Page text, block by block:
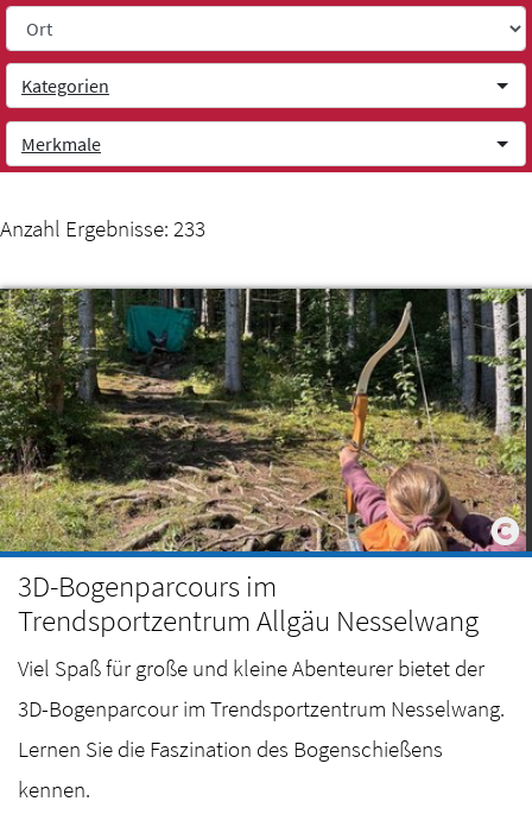
Weiter zum Inhalt
Kategorien
Merkmale
Anzahl Ergebnisse: 233
3D-Bogenparcours im
Trendsportzentrum Allgäu Nesselwang
Viel Spaß für große und kleine Abenteurer bietet der
3D-Bogenparcour im Trendsportzentrum Nesselwang.
Lernen Sie die Faszination des Bogenschießens
kennen.